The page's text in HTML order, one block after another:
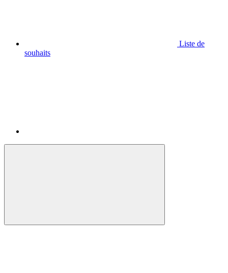
Liste de
souhaits